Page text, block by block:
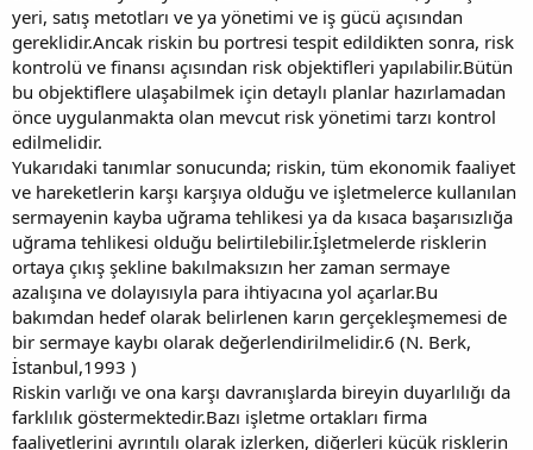
yeri, satış metotları ve ya yönetimi ve iş gücü açısından
gereklidir.Ancak riskin bu portresi tespit edildikten sonra, risk
kontrolü ve finansı açısından risk objektifleri yapılabilir.Bütün
bu objektiflere ulaşabilmek için detaylı planlar hazırlamadan
önce uygulanmakta olan mevcut risk yönetimi tarzı kontrol
edilmelidir.
Yukarıdaki tanımlar sonucunda; riskin, tüm ekonomik faaliyet
ve hareketlerin karşı karşıya olduğu ve işletmelerce kullanılan
sermayenin kayba uğrama tehlikesi ya da kısaca başarısızlığa
uğrama tehlikesi olduğu belirtilebilir.İşletmelerde risklerin
ortaya çıkış şekline bakılmaksızın her zaman sermaye
azalışına ve dolayısıyla para ihtiyacına yol açarlar.Bu
bakımdan hedef olarak belirlenen karın gerçekleşmemesi de
bir sermaye kaybı olarak değerlendirilmelidir.6 (N. Berk,
İstanbul,1993 )
Riskin varlığı ve ona karşı davranışlarda bireyin duyarlılığı da
farklılık göstermektedir.Bazı işletme ortakları firma
faaliyetlerini ayrıntılı olarak izlerken, diğerleri küçük risklerin